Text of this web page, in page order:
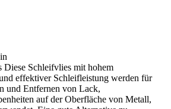
Schleifvlies mit hohem
effektiver Schleifleistung werden für
und Entfernen von Lack,
auf der Oberfläche von Metall,